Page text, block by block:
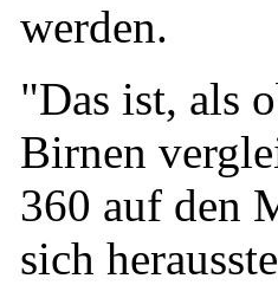
werden.
"Das ist, als
Birnen
360 auf den
sich